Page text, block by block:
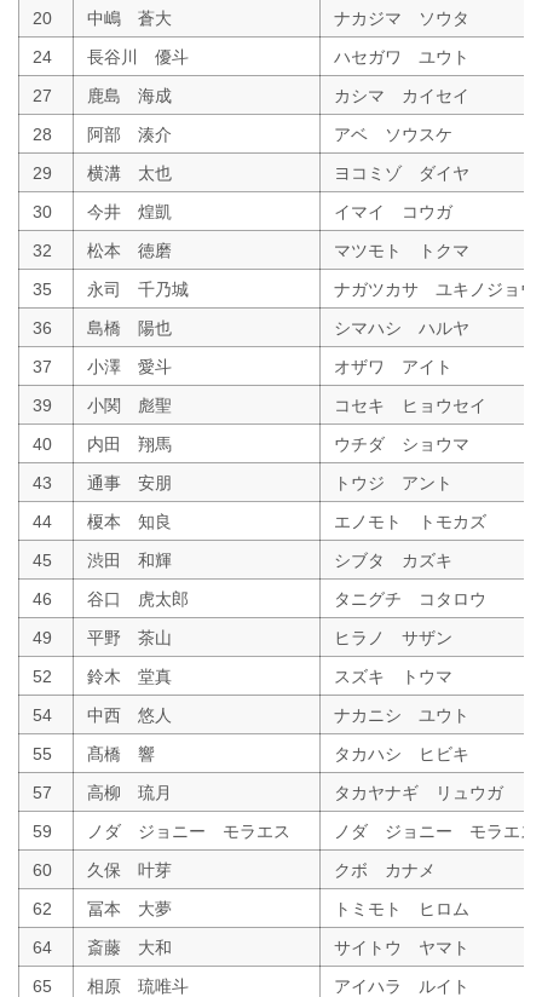
20 中嶋 蒼大
ナカジマ ソウタ
24
長谷川 優斗
ハセガワ ユウト
27
鹿島 海成
カシマ カイセイ
28
阿部 湊介
アベ ソウスケ
29
横溝 太也
ヨコミゾ ダイヤ
30
今井 煌凱
イマイ コウガ
32
松本 徳磨
マツモト トクマ
35
永司 千乃城
ナガツカサ ユキノジョウ
36
島橋 陽也
シマハシ ハルヤ
37
小澤 愛斗
オザワ アイト
39
小関 彪聖
コセキ ヒョウセイ
40
内田 翔馬
ウチダ ショウマ
43
通事 安朋
トウジ アント
44
榎本 知良
エノモト トモカズ
45
渋田 和輝
シブタ カズキ
46
谷口 虎太郎
タニグチ コタロウ
49
平野 茶山
ヒラノ サザン
52
鈴木 堂真
スズキ トウマ
54
中西 悠人
ナカニシ ユウト
55
髙橋 響
タカハシ ヒビキ
57
高柳 琉月
タカヤナギ リュウガ
59
ノダ ジョニー モラエス
ノダ ジョニー モラエス
60
久保 叶芽
クボ カナメ
62
冨本 大夢
トミモト ヒロム
64
斎藤 大和
サイトウ ヤマト
65
相原 琉唯斗
アイハラ ルイト